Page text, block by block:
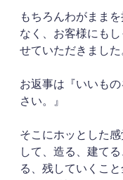
もちろんわがまま
なく、お客様にも
せていただきました
お返事は『いいも
さい。』
そこにホッとした
して、造る、建て
る、残していくこ